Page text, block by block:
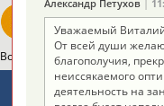
Вопросы сотрудничества и
Адресов в новостной
Александр Петухов|
Уважаемый
От всей души
благополучия,
неиссякаемого
деятельность на